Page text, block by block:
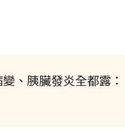
、胰臟發炎全都露：